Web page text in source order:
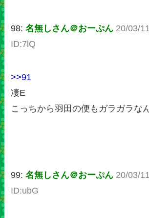
98:名無しさん＠おーぷん 20/03/
ID:7lQ
>>91
凄E
こっちから羽田の便もガラガラな
99:名無しさん＠おーぷん 20/03/
ID:ubG